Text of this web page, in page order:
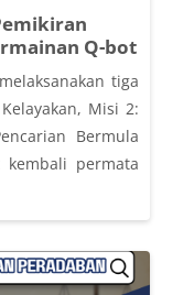
Q-bot
tiga
Misi 2:
Bermula
permata